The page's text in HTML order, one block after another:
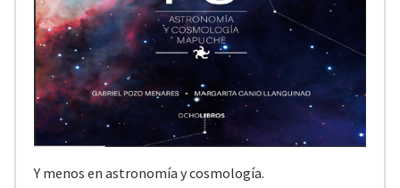
Y menos en astronomía y cosmología.